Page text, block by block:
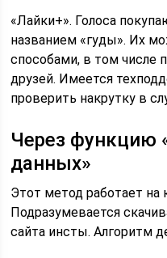
«Лайки+». Голоса
названием «гуды». Их
способами, в том числе
друзей. Имеется
проверить накрутку в
Через функцию
данных»
Этот метод работает на
Подразумевается
сайта инсты. Алгоритм